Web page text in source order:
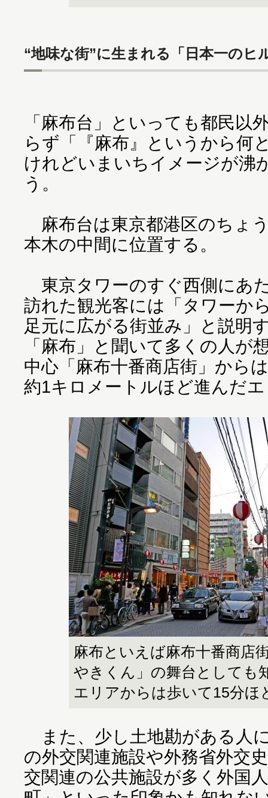
“地味な街”に生まれる「日本一のヒ
「麻布台」といっても都民以
らず「『麻布』というから何
けれどいまいちイメージが沸
う。
麻布台は東京都港区のちょ
本木の中間に位置する。
東京タワーのすぐ西側にあ
訪れた観光客には「タワーか
足元に広がる街並み」と説明
「麻布」と聞いて多くの人が
中心「麻布十番商店街」から
約1キロメートルほど進んだ
麻布といえば麻布十番商店
やきくん」の舞台としても
エリアからは歩いて15分ほ
また、少し土地勘がある人
の外交関連施設や外務省外交
交関連の公共施設が多く外国